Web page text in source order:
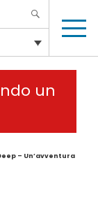
un
– Un’avventura